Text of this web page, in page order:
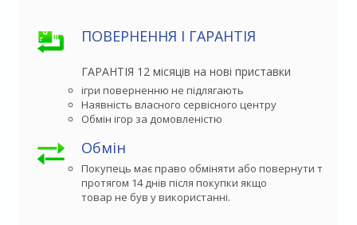
ПОВЕРНЕННЯ І ГАРАНТІЯ
ГАРАНТІЯ 12 місяців на нові приставки
ігри поверненню не підлягають
Наявність власного сервісного центру
Обмін ігор за домовленістю
Обмін
Покупець має право обміняти або повернути товар
протягом 14 днів після покупки якщо
товар не був у використанні.